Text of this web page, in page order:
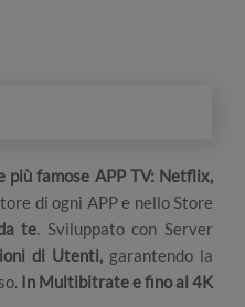
più famose APP TV: Netflix,
di ogni APP e nello Store
te. Sviluppato con Server
di Utenti,garantendo la
In Multibitrate e fino al 4K